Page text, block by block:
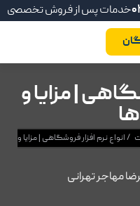
خدمات پس از فروش تخصصی
| مزایا و
/انواع نرم افزار فروشگاهی | مزایا و
مهاجر تهرانی